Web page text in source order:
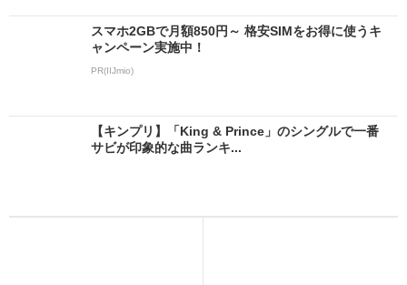
スマホ2GBで月額850円～ 格安SIMをお得に使うキ
ャンペーン実施中！
PR(IIJmio)
【キンプリ】「King & Prince」のシングルで一番
サビが印象的な曲ランキ...